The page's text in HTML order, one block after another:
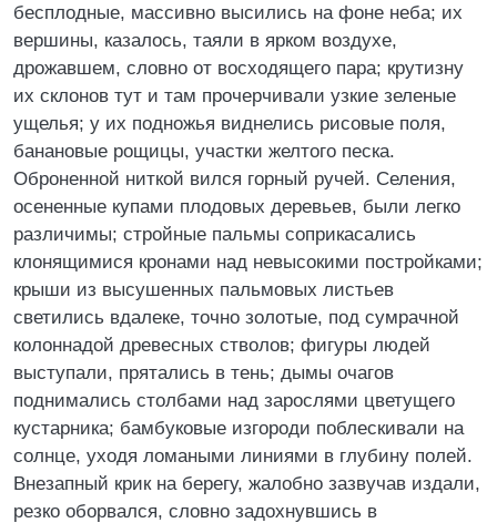
бесплодные, массивно высились на фоне неба; их
вершины, казалось, таяли в ярком воздухе,
дрожавшем, словно от восходящего пара; крутизну
их склонов тут и там прочерчивали узкие зеленые
ущелья; у их подножья виднелись рисовые поля,
банановые рощицы, участки желтого песка.
Оброненной ниткой вился горный ручей. Селения,
осененные купами плодовых деревьев, были легко
различимы; стройные пальмы соприкасались
клонящимися кронами над невысокими постройками;
крыши из высушенных пальмовых листьев
светились вдалеке, точно золотые, под сумрачной
колоннадой древесных стволов; фигуры людей
выступали, прятались в тень; дымы очагов
поднимались столбами над зарослями цветущего
кустарника; бамбуковые изгороди поблескивали на
солнце, уходя ломаными линиями в глубину полей.
Внезапный крик на берегу, жалобно зазвучав издали,
резко оборвался, словно задохнувшись в